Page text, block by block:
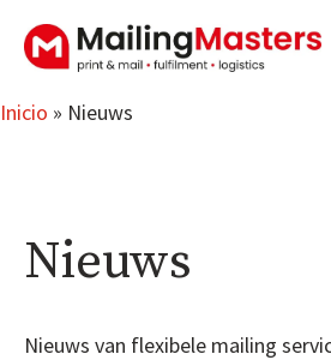
contenido
Inicio » Nieuws
Nieuws
Nieuws van flexibele mailing